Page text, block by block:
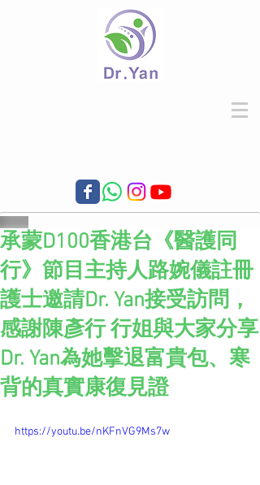
承蒙D100香港台《醫護同
行》節目主持人路婉儀註冊
護士邀請Dr. Yan接受訪問，
感謝陳彥行 行姐與大家分享
Dr. Yan為她擊退富貴包、寒
背的真實康復見證
https://youtu.be/nKFnVG9Ms7w